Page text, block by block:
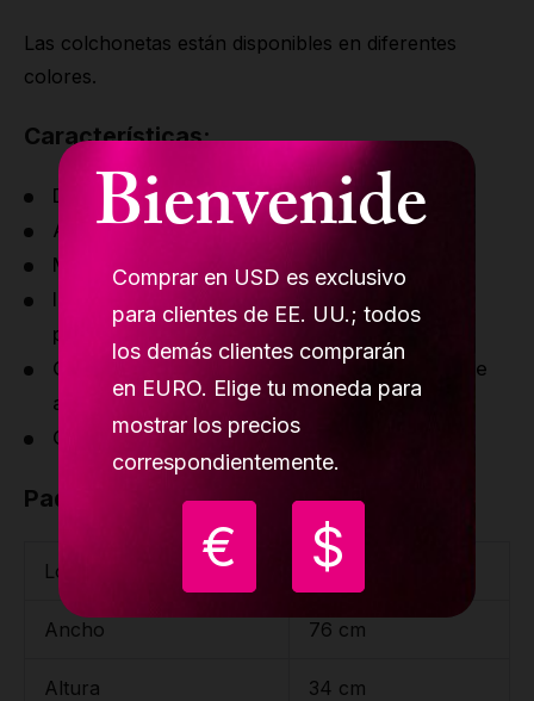
Bienvenide
Comprar en USD es exclusivo
para clientes de EE. UU.; todos
los demás clientes comprarán
en EURO. Elige tu moneda para
mostrar los precios
correspondientemente.
€ $
Las colchonetas están disponibles en diferentes
colores.
Características:
Diámetro 1500 mm/4'11"
Asas cosidas para transportar
Material antideslizante en la parte inferior
Interior: espuma de alta calidad (espuma de
polietileno expandido)
Cubierta: cuero elástico resistente al agua de
alta calidad
Compatible con cualquier tamaño de barra
Paquete
Longitud 76 cm
Ancho 76 cm
Altura 34 cm